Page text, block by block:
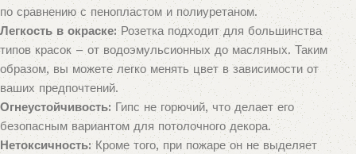
по сравнению с пенопластом и полиуретаном.
Легкость в окраске:Розетка подходит для большинства
типов красок – от водоэмульсионных до масляных. Таким
образом, вы можете легко менять цвет в зависимости от
ваших предпочтений.
Огнеустойчивость: Гипс не горючий, что делает его
безопасным вариантом для потолочного декора.
Нетоксичность:Кроме того, при пожаре он не выделяет